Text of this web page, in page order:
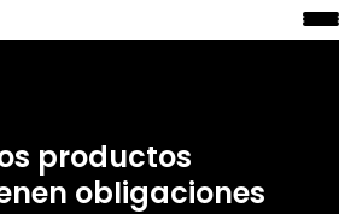
productos
obligaciones